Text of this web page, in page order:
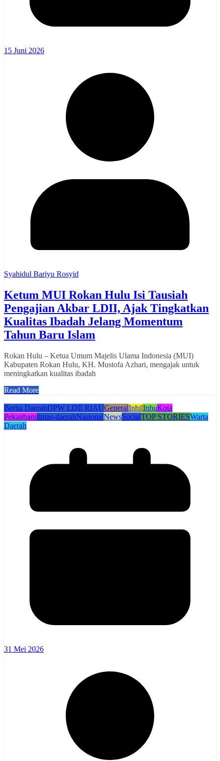
15 Juni 2026
Syahidul Bariyu Rosyid
Ketum MUI Rokan Hulu Isi Tausiah
Pengajian Akbar LDII, Ajak Tingkatkan
Kualitas Ibadah Jelang Momentum
Tahun Baru Islam
Rokan Hulu – Ketua Umum Majelis Ulama Indonesia (MUI)
Kabupaten Rokan Hulu, KH. Mustofa Azhari, mengajak untuk
meningkatkan kualitas ibadah
Read More
Berita DaerahDPW LDII RIAUGeneralInhilInhuKota
Pekanbarulintas-daerahNasionalNewsSocialTOP STORIESWarta
Daerah
31 Mei 2026